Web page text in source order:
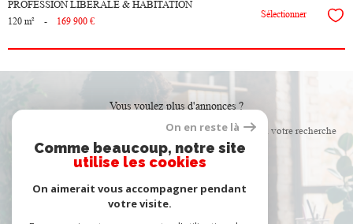
PROFESSION LIBERALE & HABITATION
120 m² - 169 900 €
Sélectionner
Vous voulez plus d'annonces ?
Créer une alerte email et recevez les biens correspondants à votre recherche
dans votre boîte mail !
créer l'alerte
On en reste là
Comme beaucoup, notre site
utilise les cookies
On aimerait vous accompagner pendant
votre visite.